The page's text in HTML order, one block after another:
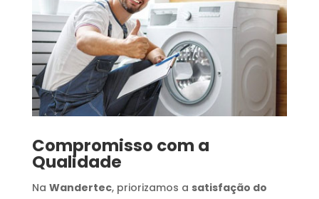
Compromisso com a
Qualidade
Na Wandertec, priorizamos a satisfação do